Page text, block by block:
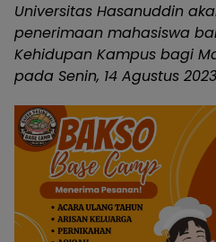
Universitas Hasanuddin
penerimaan mahasiswa
Kehidupan Kampus bagi
pada Senin, 14 Agustus